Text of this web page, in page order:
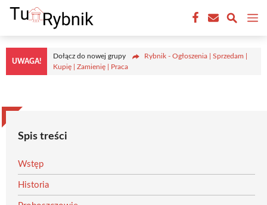
Przejdź
treści
UWAGA!
Dołącz do nowej grupy
Rybnik - Ogłoszenia | Sprzedam |
Kupię | Zamienię | Praca
Spis treści
Wstęp
Historia